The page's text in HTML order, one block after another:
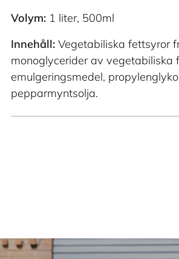
Volym: 1 liter, 500ml
Innehåll: Vegetabiliska fettsyror
monoglycerider av vegetabiliska
emulgeringsmedel,
pepparmyntsolja.